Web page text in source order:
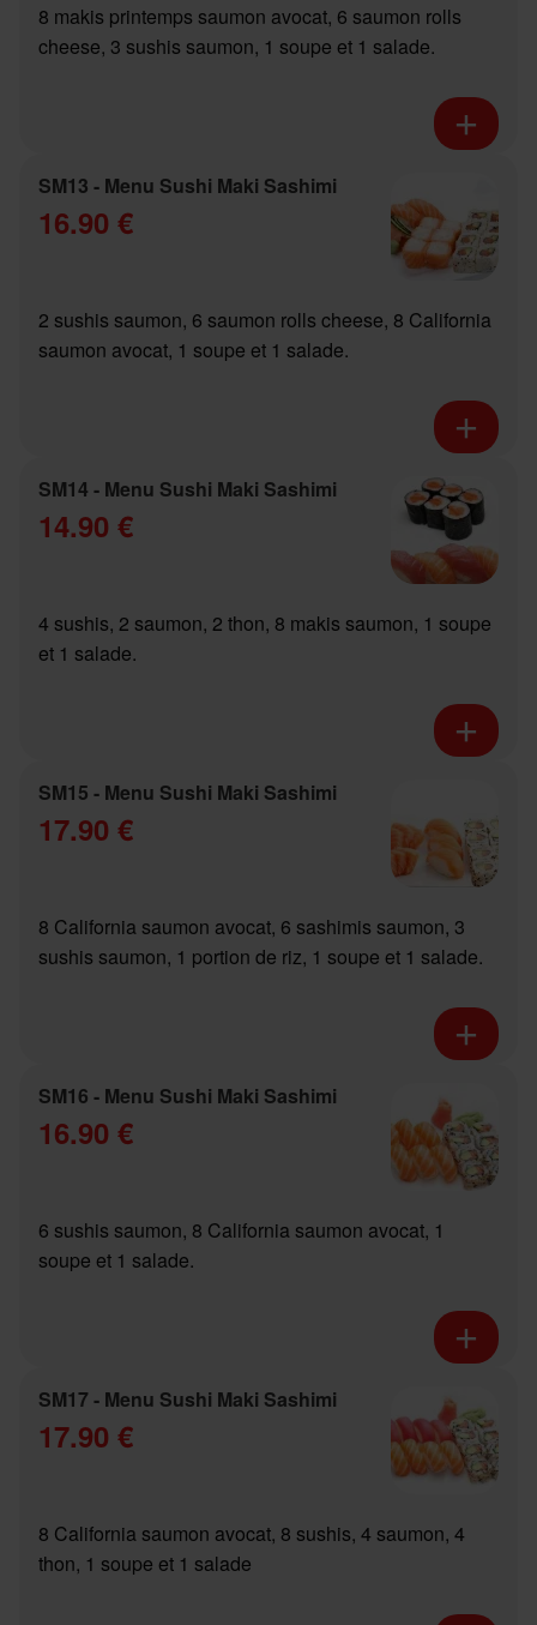
8 makis printemps saumon avocat, 6 saumon rolls
cheese, 3 sushis saumon, 1 soupe et 1 salade.
SM13 - Menu Sushi Maki Sashimi
16.90 €
2 sushis saumon, 6 saumon rolls cheese, 8 California
saumon avocat, 1 soupe et 1 salade.
SM14 - Menu Sushi Maki Sashimi
14.90 €
4 sushis, 2 saumon, 2 thon, 8 makis saumon, 1 soupe
et 1 salade.
SM15 - Menu Sushi Maki Sashimi
17.90 €
8 California saumon avocat, 6 sashimis saumon, 3
sushis saumon, 1 portion de riz, 1 soupe et 1 salade.
SM16 - Menu Sushi Maki Sashimi
16.90 €
6 sushis saumon, 8 California saumon avocat, 1
soupe et 1 salade.
SM17 - Menu Sushi Maki Sashimi
17.90 €
8 California saumon avocat, 8 sushis, 4 saumon, 4
thon, 1 soupe et 1 salade